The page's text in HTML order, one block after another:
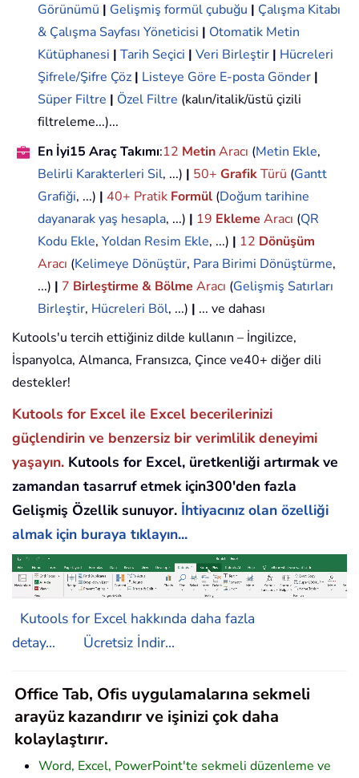
Görünümü | Gelişmiş formül çubuğu | Çalışma Kitabı
& Çalışma Sayfası Yöneticisi | Otomatik Metin
Kütüphanesi | Tarih Seçici | Veri Birleştir | Hücreleri
Şifrele/Şifre Çöz | Listeye Göre E-posta Gönder |
Süper Filtre | Özel Filtre (kalın/italik/üstü çizili
filtreleme...)...
En İyi15 Araç Takımı:12 MetinAracı (Metin Ekle,
Belirli Karakterleri Sil, ...) | 50+ GrafikTürü (Gantt
Grafiği, ...) | 40+ Pratik Formül (Doğum tarihine
dayanarak yaş hesapla, ...) | 19 Ekleme Aracı (QR
Kodu Ekle, Yoldan Resim Ekle, ...) | 12 Dönüşüm
Aracı (Kelimeye Dönüştür, Para Birimi Dönüştürme,
...) | 7 Birleştirme & Bölme Aracı (Gelişmiş Satırları
Birleştir, Hücreleri Böl, ...) | ... ve dahası
Kutools'u tercih ettiğiniz dilde kullanın – İngilizce,
İspanyolca, Almanca, Fransızca, Çince ve40+ diğer dili
destekler!
Kutools for Excel ile Excel becerilerinizi
güçlendirin ve benzersiz bir verimlilik deneyimi
yaşayın. Kutools for Excel, üretkenliği artırmak ve
zamandan tasarruf etmek için300'den fazla
Gelişmiş Özellik sunuyor. İhtiyacınız olan özelliği
almak için buraya tıklayın...
Kutools for Excel hakkında daha fazla
detay...
Ücretsiz İndir...
Office Tab, Ofis uygulamalarına sekmeli
arayüz kazandırır ve işinizi çok daha
kolaylaştırır.
Word, Excel, PowerPoint'te sekmeli düzenleme ve